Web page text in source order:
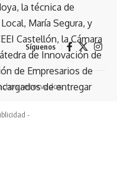
la técnica de
María Segura, y
Castellón, la Cámara
de Innovación de
de Empresarios de
de entregar
-
Síguenos
reservados.